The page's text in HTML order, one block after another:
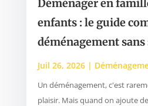
Déménager en
enfants : le guide
déménagement sans
Juil 26, 2026|
Un déménagement, c'est
plaisir. Mais quand on ajoute